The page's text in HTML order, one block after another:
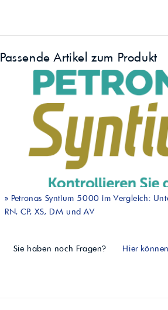
Passende Artikel zum Produkt
» Petronas Syntium 5000 im Vergleich:
RN, CP, XS, DM und AV
Sie haben noch Fragen? Hier